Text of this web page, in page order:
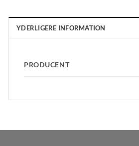
YDERLIGERE INFORMATION
PRODUCENT